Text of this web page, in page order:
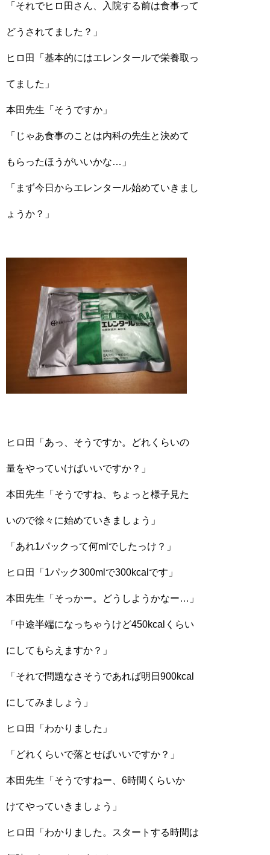
「それでヒロ田さん、入院する前は食事って
どうされてました？」
ヒロ田「基本的にはエレンタールで栄養取っ
てました」
本田先生「そうですか」
「じゃあ食事のことは内科の先生と決めて
もらったほうがいいかな…」
「まず今日からエレンタール始めていきまし
ょうか？」
ヒロ田「あっ、そうですか。どれくらいの
量をやっていけばいいですか？」
本田先生「そうですね、ちょっと様子見た
いので徐々に始めていきましょう」
「あれ1パックって何mlでしたっけ？」
ヒロ田「1パック300mlで300kcalです」
本田先生「そっかー。どうしようかなー…」
「中途半端になっちゃうけど450kcalくらい
にしてもらえますか？」
「それで問題なさそうであれば明日900kcal
にしてみましょう」
ヒロ田「わかりました」
「どれくらいで落とせばいいですか？」
本田先生「そうですねー、6時間くらいか
けてやっていきましょう」
ヒロ田「わかりました。スタートする時間は